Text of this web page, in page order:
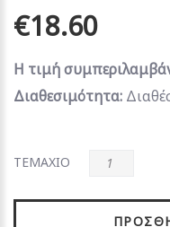
€18.60
Η τιμή
Διαθεσιμότητα:
ΤΕΜΑΧΙΟ